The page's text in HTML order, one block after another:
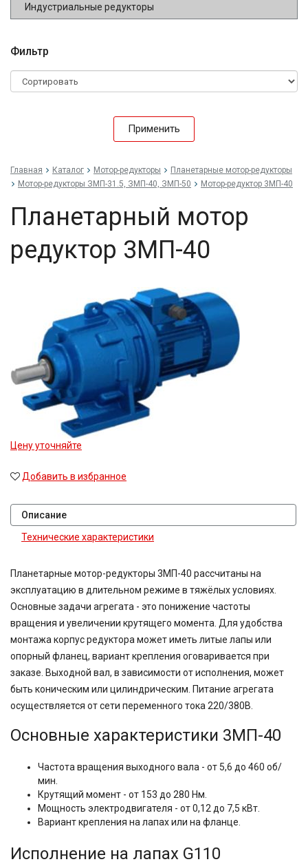
Индустриальные редукторы
Фильтр
Применить
Главная Каталог Мотор-редукторы
Планетарные мотор-редукторы
Мотор-редукторы ЗМП-31.5, ЗМП-40, ЗМП-50
Мотор-редуктор 3МП-40
Планетарный мотор
редуктор 3МП-40
Цену уточняйте
Добавить в избранное
Описание
Технические характеристики
Планетарные мотор-редукторы 3МП-40 рассчитаны на
эксплуатацию в длительном режиме в тяжёлых условиях.
Основные задачи агрегата - это понижение частоты
вращения и увеличении крутящего момента. Для удобства
монтажа корпус редуктора может иметь литые лапы или
опорный фланец, вариант крепления оговаривается при
заказе. Выходной вал, в зависимости от исполнения, может
быть коническим или цилиндрическим. Питание агрегата
осуществляется от сети переменного тока 220/380В.
Основные характеристики 3МП-40
Частота вращения выходного вала - от 5,6 до 460 об/
мин.
Крутящий момент - от 153 до 280 Нм.
Мощность электродвигателя - от 0,12 до 7,5 кВт.
Вариант крепления на лапах или на фланце.
Исполнение на лапах G110